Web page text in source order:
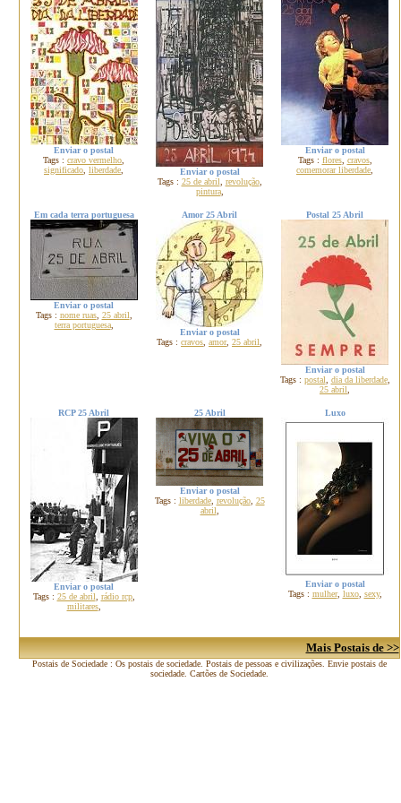
Enviar o postal
Tags : cravo vermelho
significado liberdade
Enviar o postal
Tags : 25 de abril revolução,
pintura,
Enviar o postal
Tags : flores, cravos,
comemorar liberdade
Em cada terra portuguesa
Enviar o postal
Tags : nome ruas, 25 abril
terra portuguesa,
Amor 25 Abril
Enviar o postal
Tags : cravos amor, 25 abril
Postal 25 Abril
Enviar o postal
Tags : postal dia da liberdade,
25 abril
RCP 25 Abril
Enviar o postal
Tags : 25 de abril rádio rcp,
militares,
25 Abril
Enviar o postal
Tags : liberdade, revolução, 25
abril
Luxo
Enviar o postal
Tags : mulher, luxo, sexy,
Mais Postais de >>
Postais de Sociedade : Os postais de sociedade. Postais de pessoas e civilizações. Envie postais de
sociedade. Cartões de Sociedade.